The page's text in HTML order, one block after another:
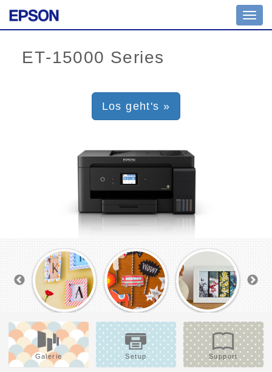
Los geht's »
Galerie Setup Support